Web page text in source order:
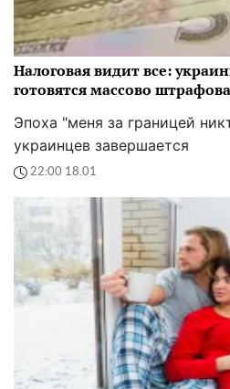
Налоговая видит все:
готовятся массово
Эпоха "меня за границей
украинцев завершается
22:00 18.01